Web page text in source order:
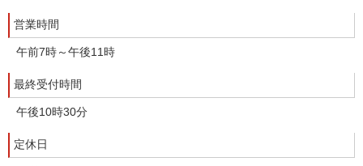
営業時間
午前7時～午後11時
最終受付時間
午後10時30分
定休日